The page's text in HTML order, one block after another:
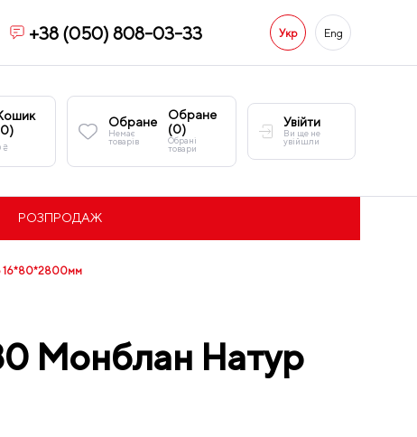
+38 (050) 808-03-33 Укр Eng
0)
₴
Обране
Немає
товарів
Обране
(0)
Обрані
товари
Увійти
Ви ще не
увійшли
РОЗПРОДАЖ
16*80*2800мм
Монблан Натур